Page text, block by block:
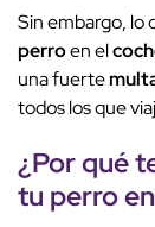
Sin embargo, lo
perroen el
una fuerte
todos los que
¿Por qué
tu perro